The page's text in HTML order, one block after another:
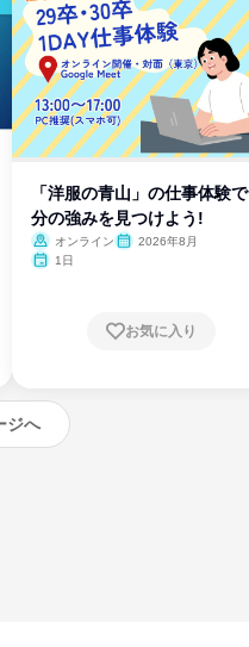
「洋服の青山」の仕事体験
分の強みを見つけよう!
オンライン
2026年8月
1日
お気に入り
ジへ